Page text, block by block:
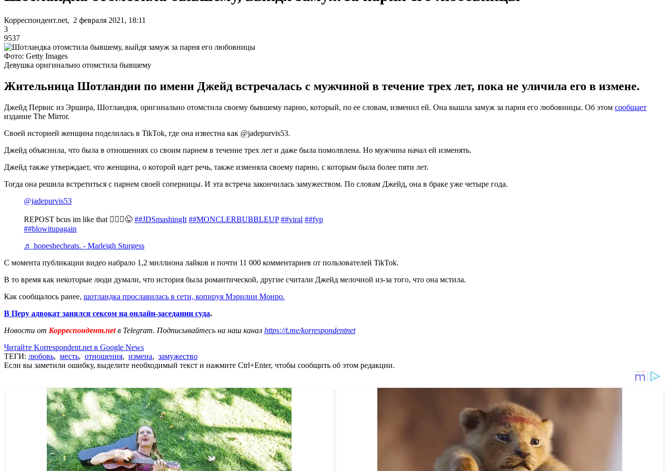
Корреспондент.net, 2 февраля 2021, 18:11
3
9537
Фото: Getty Images
Девушка оригинально отомстила бывшему
Жительница Шотландии по имени Джейд встречалась с мужчиной в течение трех лет, пока не уличила его в измене.
Джейд Первис из Эршира, Шотландия, оригинально отомстила своему бывшему парню, который, по ее словам, изменил ей. Она вышла замуж за парня его любовницы. Об этом сообщает
издание The Mirror.
Своей историей женщина поделилась в TikTok, где она известна как @jadepurvis53.
Джейд объяснила, что была в отношениях со своим парнем в течение трех лет и даже была помолвлена. Но мужчина начал ей изменять.
Джейд также утверждает, что женщина, о которой идет речь, также изменяла своему парню, с которым была более пяти лет.
Тогда она решила встретиться с парнем своей соперницы. И эта встреча закончилась замужеством. По словам Джейд, она в браке уже четыре года.
@jadepurvis53
REPOST bcus im like that 🤷🏼‍♀️😜 ##JDSmashingIt ##MONCLERBUBBLEUP ##viral ##fyp
##blowitupagain
♬ hopeshecheats. - Marleigh Sturgess
С момента публикации видео набрало 1,2 миллиона лайков и почти 11 000 комментариев от пользователей TikTok.
В то время как некоторые люди думали, что история была романтической, другие считали Джейд мелочной из-за того, что она мстила.
Как сообщалось ранее, шотландка прославилась в сети, копируя Мэрилин Монро.
В Перу адвокат занялся сексом на онлайн-заседании суда.
Новости от Корреспондент.netв Telegram. Подписывайтесь на наш канал https://t.me/korrespondentnet
Читайте Korrespondent.net в Google News
ТЕГИ: любовь, месть, отношения, измена, замужество
Если вы заметили ошибку, выделите необходимый текст и нажмите Ctrl+Enter, чтобы сообщить об этом редакции.